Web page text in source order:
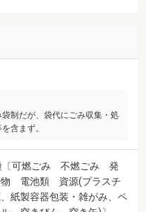
袋制だが、袋代にごみ収集・処
含まず。
〔可燃ごみ 不燃ごみ 発
物 電池類 資源(プラスチ
紙製容器包装・雑がみ、ペ